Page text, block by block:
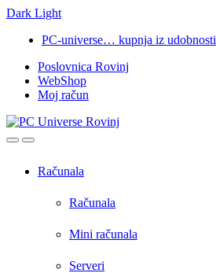
Dark Light
navigation
content
PC-universe… kupnja iz udobnosti
Poslovnica Rovinj
WebShop
Moj račun
OpenClose
Računala
Računala
Mini računala
Serveri